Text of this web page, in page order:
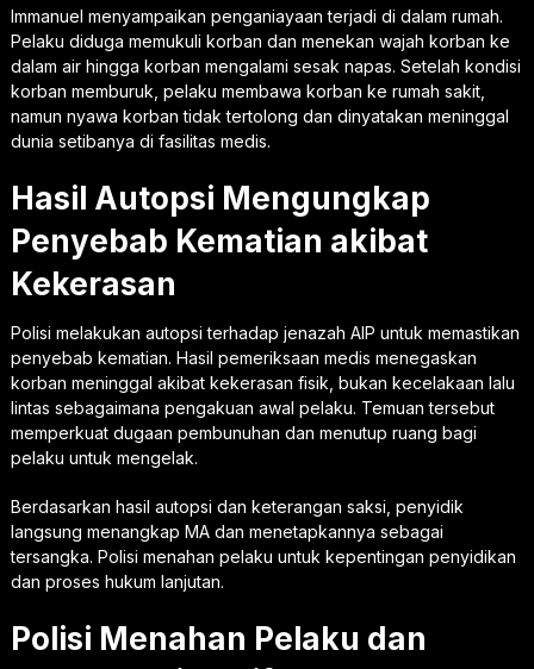
Immanuel menyampaikan penganiayaan terjadi di dalam rumah.
Pelaku diduga memukuli korban dan menekan wajah korban ke
dalam air hingga korban mengalami sesak napas. Setelah kondisi
korban memburuk, pelaku membawa korban ke rumah sakit,
namun nyawa korban tidak tertolong dan dinyatakan meninggal
dunia setibanya di fasilitas medis.
Hasil Autopsi Mengungkap
Penyebab Kematian akibat
Kekerasan
Polisi melakukan autopsi terhadap jenazah AIP untuk memastikan
penyebab kematian. Hasil pemeriksaan medis menegaskan
korban meninggal akibat kekerasan fisik, bukan kecelakaan lalu
lintas sebagaimana pengakuan awal pelaku. Temuan tersebut
memperkuat dugaan pembunuhan dan menutup ruang bagi
pelaku untuk mengelak.
Berdasarkan hasil autopsi dan keterangan saksi, penyidik
langsung menangkap MA dan menetapkannya sebagai
tersangka. Polisi menahan pelaku untuk kepentingan penyidikan
dan proses hukum lanjutan.
Polisi Menahan Pelaku dan